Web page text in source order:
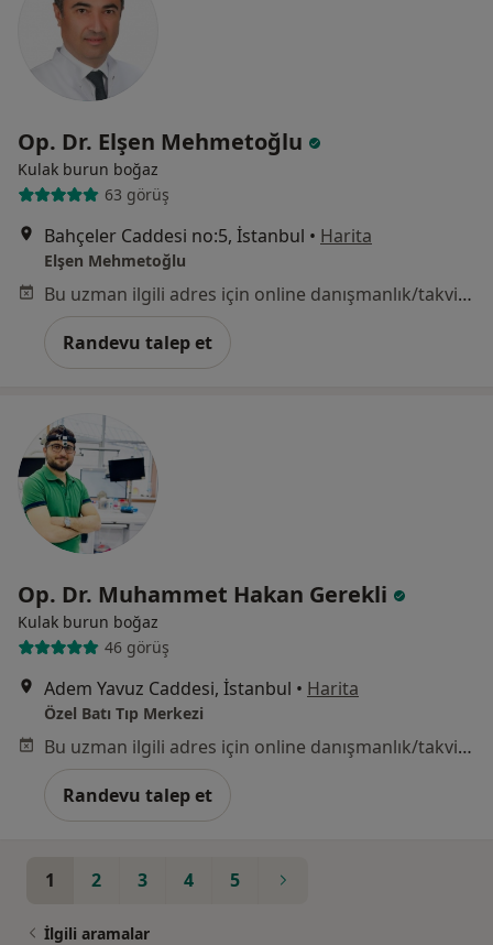
Op. Dr. Elşen Mehmetoğlu
Kulak burun boğaz
63 görüş
Bahçeler Caddesi no:5, İstanbul • Harita
Elşen Mehmetoğlu
Bu uzman ilgili adres için online danışmanlık/takvim sunmuyor.
Randevu talep et
Op. Dr. Muhammet Hakan Gerekli
Kulak burun boğaz
46 görüş
Adem Yavuz Caddesi, İstanbul • Harita
Özel Batı Tıp Merkezi
Bu uzman ilgili adres için online danışmanlık/takvim sunmuyor.
Randevu talep et
1 2 3 4 5
İlgili aramalar